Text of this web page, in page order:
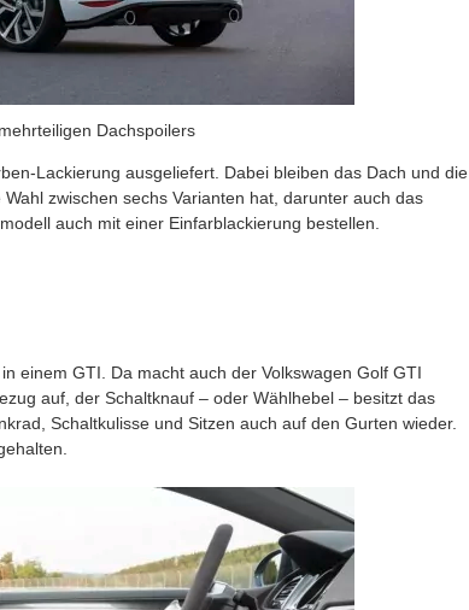
Dachspoilers
Lackierung ausgeliefert. Dabei bleiben das Dach und die
zwischen sechs Varianten hat, darunter auch das
auch mit einer Einfarblackierung bestellen.
einem GTI. Da macht auch der Volkswagen Golf GTI
auf, der Schaltknauf – oder Wählhebel – besitzt das
Schaltkulisse und Sitzen auch auf den Gurten wieder.